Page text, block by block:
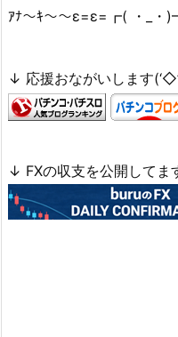
ｱﾅ～ｷ～～ε=ε=┏( ・_・
↓ 応援おながいします
↓ FXの収支を公開してま